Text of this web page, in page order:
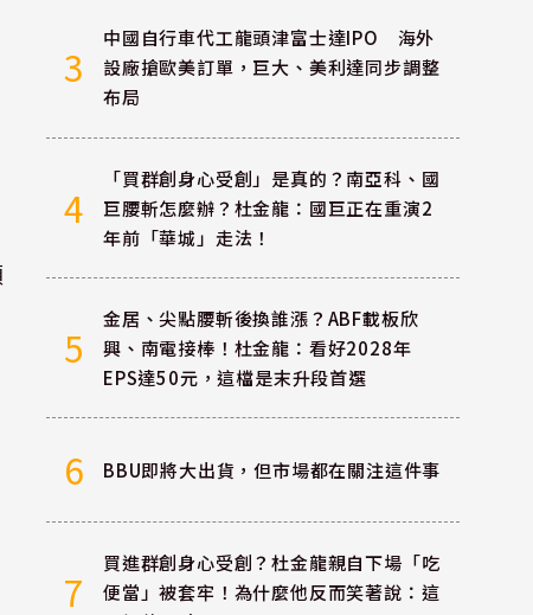
3
中國自行車代工龍頭津富士達IPO 海外
設廠搶歐美訂單，巨大、美利達同步調整
布局
4
「買群創身心受創」是真的？南亞科、國
巨腰斬怎麼辦？杜金龍：國巨正在重演2
年前「華城」走法！
5
金居、尖點腰斬後換誰漲？ABF載板欣
興、南電接棒！杜金龍：看好2028年
EPS達50元，這檔是末升段首選
6 BBU即將大出貨，但市場都在關注這件事
7
買進群創身心受創？杜金龍親自下場「吃
便當」被套牢！為什麼他反而笑著說：這